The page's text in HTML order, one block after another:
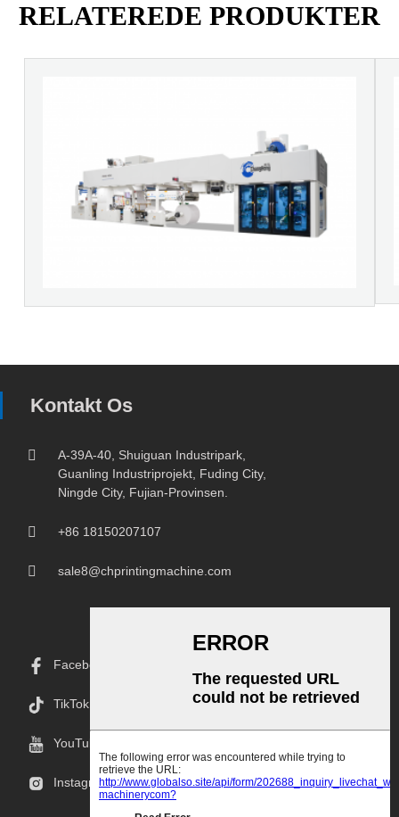
RELATEREDE PRODUKTER
Kontakt Os
A-39A-40, Shuiguan Industripark,
Guanling Industriprojekt, Fuding City,
Ningde City, Fujian-Provinsen.
+86 18150207107
sale8@chprintingmachine.com
Facebook
TikTok
YouTube
Instagram